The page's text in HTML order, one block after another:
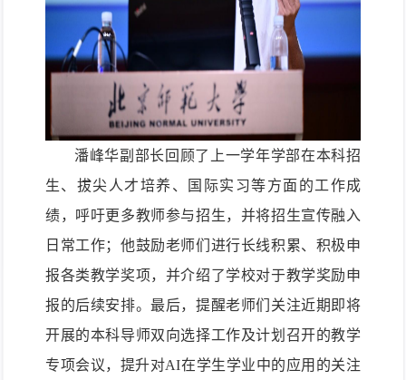
潘峰华副部长回顾了上一学年学部在本科招
生、拔尖人才培养、国际实习等方面的工作成
绩，呼吁更多教师参与招生，并将招生宣传融入
日常工作；他鼓励老师们进行长线积累、积极申
报各类教学奖项，并介绍了学校对于教学奖励申
报的后续安排。最后，提醒老师们关注近期即将
开展的本科导师双向选择工作及计划召开的教学
专项会议，提升对AI在学生学业中的应用的关注